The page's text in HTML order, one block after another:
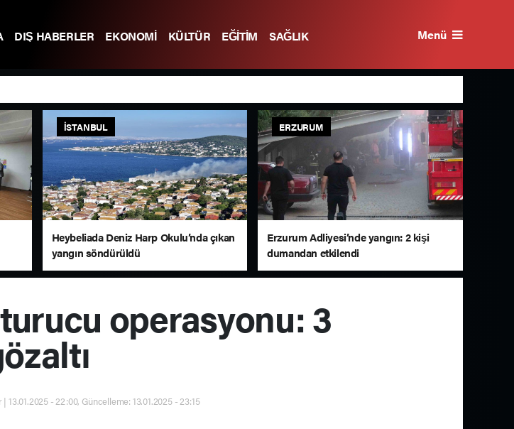
DIŞ HABERLER EKONOMİ KÜLTÜR EĞİTİM
SAĞLIK
Menü
İSTANBUL
Heybeliada Deniz Harp Okulu’nda çıkan
yangın söndürüldü
ERZURUM
Erzurum Adliyesi’nde yangın: 2 kişi
dumandan etkilendi
operasyonu: 3
13.01.2025 - 22:00, Güncelleme: 13.01.2025 - 23:15